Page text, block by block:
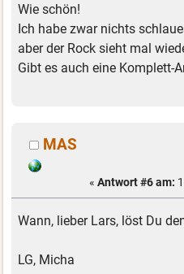
Wie schön!
Ich habe zwar nichts
aber der Rock sieht mal
Gibt es auch eine Komplett-
MAS
« Antwort #6 am:
Wann, lieber Lars, löst Du
LG, Micha